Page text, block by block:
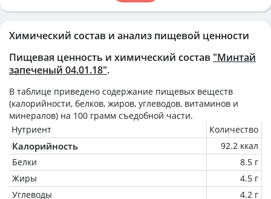
Химический состав и анализ пищевой ценности
Пищевая ценность и химический состав "Минтай
запеченый 04.01.18".
В таблице приведено содержание пищевых веществ
(калорийности, белков, жиров, углеводов, витаминов и
минералов) на 100 грамм съедобной части.
Нутриент
Количество
Калорийность
92.2 ккал
Белки
8.5 г
Жиры
4.5 г
Углеводы
4.2 г